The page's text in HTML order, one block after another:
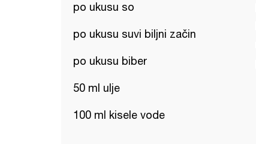
po ukusu so
po ukusu suvi biljni začin
po ukusu biber
50 ml ulje
100 ml kisele vode